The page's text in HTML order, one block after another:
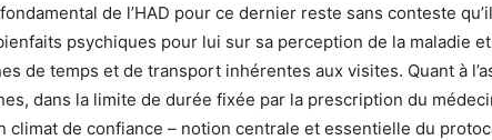
fondamental de l’HAD pour ce dernier reste sans conteste
psychiques pour lui sur sa perception de la maladie
de temps et de transport inhérentes aux visites. Quant à
dans la limite de durée fixée par la prescription du
climat de confiance – notion centrale et essentielle du